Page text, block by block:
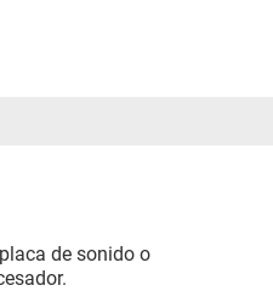
de sonido o